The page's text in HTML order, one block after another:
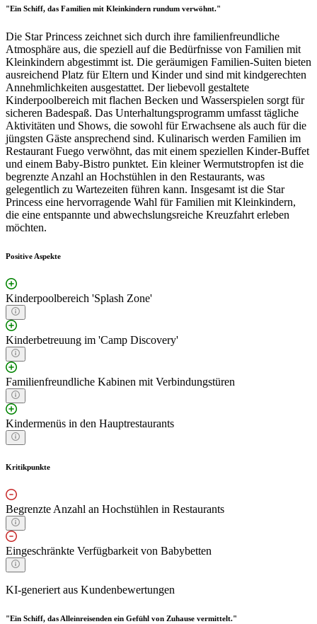
"Ein Schiff, das Familien mit Kleinkindern rundum verwöhnt."
Die Star Princess zeichnet sich durch ihre familienfreundliche
Atmosphäre aus, die speziell auf die Bedürfnisse von Familien mit
Kleinkindern abgestimmt ist. Die geräumigen Familien-Suiten bieten
ausreichend Platz für Eltern und Kinder und sind mit kindgerechten
Annehmlichkeiten ausgestattet. Der liebevoll gestaltete
Kinderpoolbereich mit flachen Becken und Wasserspielen sorgt für
sicheren Badespaß. Das Unterhaltungsprogramm umfasst tägliche
Aktivitäten und Shows, die sowohl für Erwachsene als auch für die
jüngsten Gäste ansprechend sind. Kulinarisch werden Familien im
Restaurant Fuego verwöhnt, das mit einem speziellen Kinder-Buffet
und einem Baby-Bistro punktet. Ein kleiner Wermutstropfen ist die
begrenzte Anzahl an Hochstühlen in den Restaurants, was
gelegentlich zu Wartezeiten führen kann. Insgesamt ist die Star
Princess eine hervorragende Wahl für Familien mit Kleinkindern,
die eine entspannte und abwechslungsreiche Kreuzfahrt erleben
möchten.
Positive Aspekte
Kinderpoolbereich 'Splash Zone'
Kinderbetreuung im 'Camp Discovery'
Familienfreundliche Kabinen mit Verbindungstüren
Kindermenüs in den Hauptrestaurants
Kritikpunkte
Begrenzte Anzahl an Hochstühlen in Restaurants
Eingeschränkte Verfügbarkeit von Babybetten
KI-generiert aus Kundenbewertungen
"Ein Schiff, das Alleinreisenden ein Gefühl von Zuhause vermittelt."